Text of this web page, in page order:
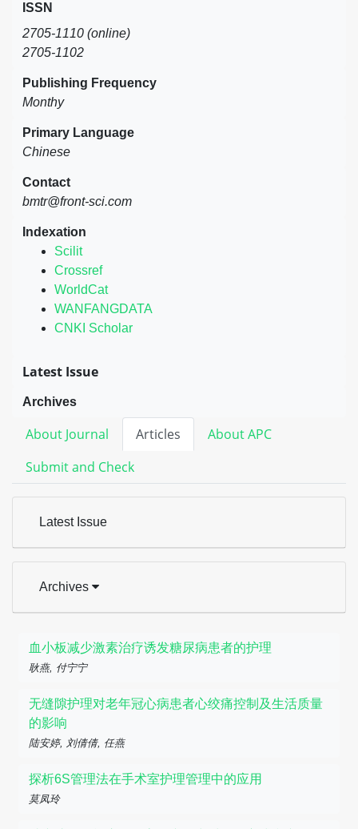
ISSN
2705-1110 (online)
2705-1102
Publishing Frequency
Monthy
Primary Language
Chinese
Contact
bmtr@front-sci.com
Indexation
Scilit
Crossref
WorldCat
WANFANGDATA
CNKI Scholar
Latest Issue
Archives
About Journal Articles
About APC
Submit and Check
Latest Issue
Archives
血小板减少激素治疗诱发糖尿病患者的护理
耿燕, 付宁宁
无缝隙护理对老年冠心病患者心绞痛控制及生活质量
的影响
陆安婷, 刘倩倩, 任燕
探析6S管理法在手术室护理管理中的应用
莫凤玲